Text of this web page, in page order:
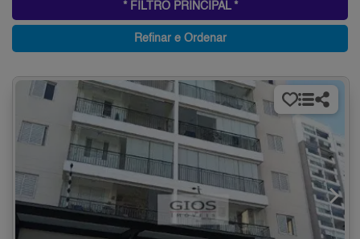
* FILTRO PRINCIPAL *
Refinar e Ordenar